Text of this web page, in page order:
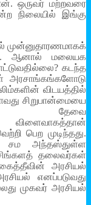
ஒருவர் மற்றவரை
நிலையில் இங்கு
முன்னுதாரணமாகக்
ஆனால் மலையக
கடந்த
அரசாங்கங்களோடு
விடயத்தில்
சிறுபான்மையை
தேவை
விளைவாகத்தான்
பெற முடிந்தது.
சம அந்தஸ்துள்ள
தலைவர்கள்
அரசியல்
எனப்படுவது
முகவர் அரசியல்